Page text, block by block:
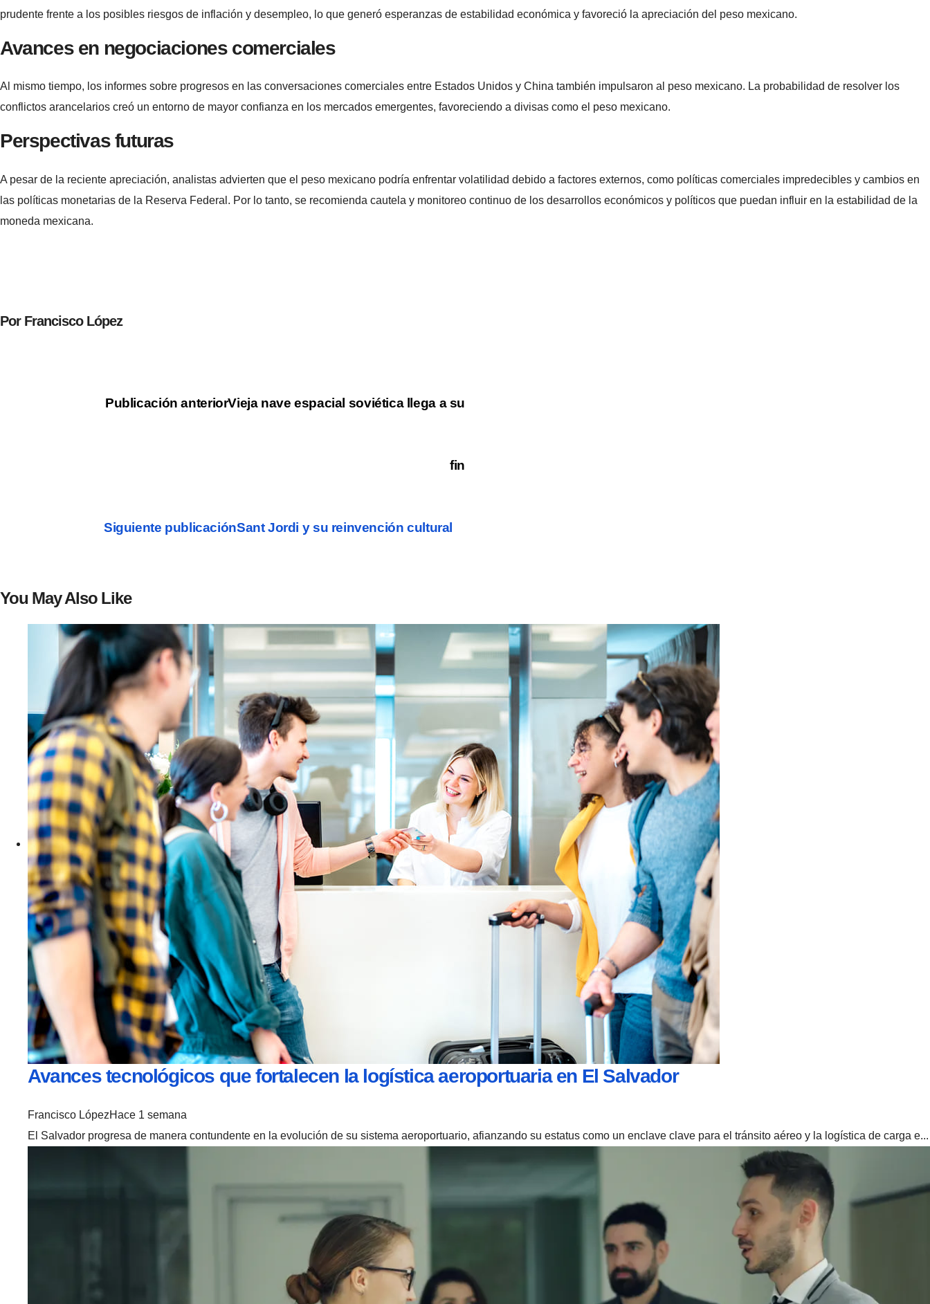
prudente frente a los posibles riesgos de inflación y desempleo, lo que generó esperanzas de estabilidad económica y favoreció la apreciación del peso mexicano.
Avances en negociaciones comerciales
Al mismo tiempo, los informes sobre progresos en las conversaciones comerciales entre Estados Unidos y China también impulsaron al peso mexicano. La probabilidad de resolver los
conflictos arancelarios creó un entorno de mayor confianza en los mercados emergentes, favoreciendo a divisas como el peso mexicano.
Perspectivas futuras
A pesar de la reciente apreciación, analistas advierten que el peso mexicano podría enfrentar volatilidad debido a factores externos, como políticas comerciales impredecibles y cambios en
las políticas monetarias de la Reserva Federal. Por lo tanto, se recomienda cautela y monitoreo continuo de los desarrollos económicos y políticos que puedan influir en la estabilidad de la
moneda mexicana.
Por Francisco López
Publicación anteriorVieja nave espacial soviética llega a su
fin
Siguiente publicaciónSant Jordi y su reinvención cultural
You May Also Like
Avances tecnológicos que fortalecen la logística aeroportuaria en El Salvador
Francisco LópezHace 1 semana
El Salvador progresa de manera contundente en la evolución de su sistema aeroportuario, afianzando su estatus como un enclave clave para el tránsito aéreo y la logística de carga e...